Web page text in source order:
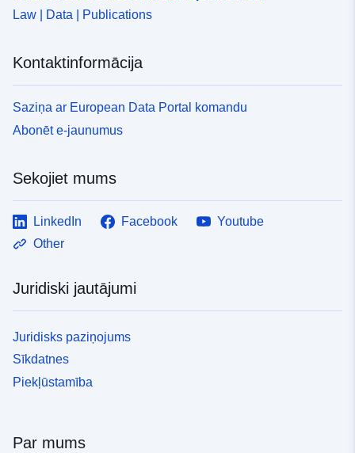
Law | Data | Publications
Kontaktinformācija
Saziņa ar European Data Portal komandu
Abonēt e-jaunumus
Sekojiet mums
LinkedIn Facebook
Youtube
Other
Juridiski jautājumi
Juridisks paziņojums
Sīkdatnes
Piekļūstamība
Par mums